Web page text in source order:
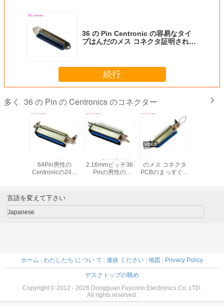
36 の Pin Centronic の容易なタイ
プはんだのメス コネクタ証明された
続行
多く 36 の Pin の Centronics のコネクター
64Pin男性の
Centronicの24の
いるコネクターが
接触する
2.16mmピッチ36
Pinの男性の
36のPin Centronic
のメス コネクタ
PCBのまっすぐな
言語を変えて下さい
Japanese
ホーム わたしたち に つい て 連絡 ください 地図 Privacy Policy
デスクトップの眺め
Copyright © 2012 - 2026 Dongguan Fuyconn Electronics Co,.LTD.
All rights reserved.